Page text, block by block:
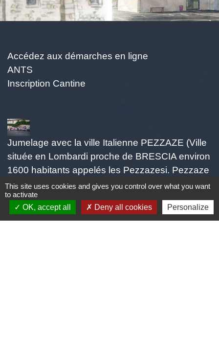
Accédez aux démarches en ligne
ANTS
Inscription Cantine
Jumelage avec la ville Italienne PEZZAZE (Ville
située en Lombardi proche de BRESCIA environ
1600 habitants appelés les Pezzazesi. Pezzaze
est constitué de plusieurs quartiers: Lavone,
Stravignino, pezzazole, et mondaro 25060
Pezzaze)
This site uses cookies and gives you control over what you want
to activate
OK, accept all
Deny all cookies Personalize